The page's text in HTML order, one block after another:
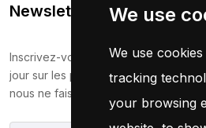
We use
We use
tracking
your browsing
Newsletter
Inscrivez-vous maintenant pour
jour sur les promotions et les
nous ne faisons pas de spam !